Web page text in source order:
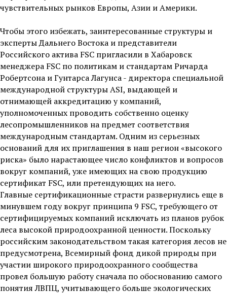
чувствительных рынков Европы, Азии и Америки.
Чтобы этого избежать, заинтересованные структуры и
эксперты Дальнего Востока и представители
Российского актива FSC пригласили в Хабаровск
менеджера FSC по политикам и стандартам Ричарда
Робертсона и Гунтарса Лагунса - директора специальной
международной структуры ASI, выдающей и
отнимающей аккредитацию у компаний,
уполномоченных проводить собственно оценку
лесопромышленников на предмет соответствия
международным стандартам. Одним из серьезных
оснований для их приглашения в наш регион «высокого
риска» было нарастающее число конфликтов и вопросов
вокруг компаний, уже имеющих на свою продукцию
сертификат FSC, или претендующих на него.
Главные сертификационные страсти развернулись еще в
минувшем году вокруг принципа 9 FSC, требующего от
сертифицируемых компаний исключать из планов рубок
леса высокой природоохранной ценности. Поскольку
российским законодательством такая категория лесов не
предусмотрена, Всемирный фонд дикой природы при
участии широкого природоохранного сообщества
провел большую работу сначала по обоснованию самого
понятия ЛВПЦ, учитывающего больше экологических